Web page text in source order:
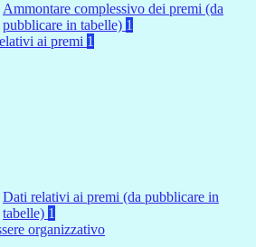
Ammontare complessivo dei premi (da
pubblicare in tabelle) 1
ai premi 1
Dati relativi ai premi (da pubblicare in
tabelle) 1
organizzativo